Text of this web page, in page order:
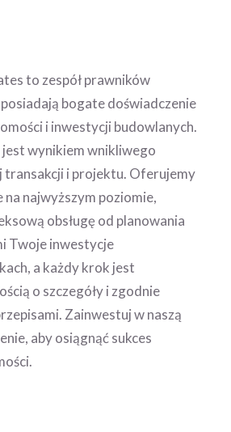
to zespół prawników
bogate doświadczenie
i inwestycji budowlanych.
jest wynikiem wnikliwego
transakcji i projektu. Oferujemy
najwyższym poziomie,
obsługę od planowania
Twoje inwestycje
a każdy krok jest
o szczegóły i zgodnie
Zainwestuj w naszą
aby osiągnąć sukces